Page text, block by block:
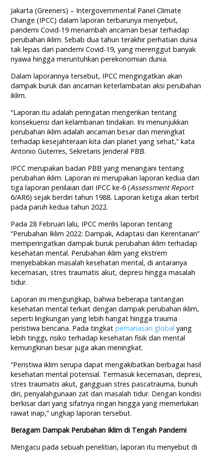
Jakarta (Greeners) – Intergovernmental Panel Climate
Change (IPCC) dalam laporan terbarunya menyebut,
pandemi Covid-19 menambah ancaman besar terhadap
perubahan iklim. Sebab dua tahun terakhir perhatian dunia
tak lepas dari pandemi Covid-19, yang merenggut banyak
nyawa hingga meruntuhkan perekonomian dunia.
Dalam laporannya tersebut, IPCC mengingatkan akan
dampak buruk dan ancaman keterlambatan aksi perubahan
iklim.
“Laporan itu adalah peringatan mengerikan tentang
konsekuensi dari kelambanan tindakan. Ini menunjukkan
perubahan iklim adalah ancaman besar dan meningkat
terhadap kesejahteraan kita dan planet yang sehat,” kata
Antonio Guterres, Sekretaris Jenderal PBB.
IPCC merupakan badan PBB yang menangani tentang
perubahan iklim. Laporan ini merupakan laporan kedua dari
tiga laporan penilaian dari IPCC ke-6 (Assessment Report
6/AR6) sejak berdiri tahun 1988. Laporan ketiga akan terbit
pada paruh kedua tahun 2022.
Pada 28 Februari lalu, IPCC merilis laporan tentang
“Perubahan Iklim 2022: Dampak, Adaptasi dan Kerentanan”
memperingatkan dampak buruk perubahan iklim terhadap
kesehatan mental. Perubahan iklim yang ekstrem
menyebabkan masalah kesehatan mental, di antaranya
kecemasan, stres traumatis akut, depresi hingga masalah
tidur.
Laporan ini mengungkap, bahwa beberapa tantangan
kesehatan mental terkait dengan dampak perubahan iklim,
seperti lingkungan yang lebih hangat hingga trauma
peristiwa bencana. Pada tingkatpemanasan global yang
lebih tinggi, risiko terhadap kesehatan fisik dan mental
kemungkinan besar juga akan meningkat.
“Peristiwa iklim serupa dapat mengakibatkan berbagai hasil
kesehatan mental potensial. Termasuk kecemasan, depresi,
stres traumatis akut, gangguan stres pascatrauma, bunuh
diri, penyalahgunaan zat dan masalah tidur. Dengan kondisi
berkisar dari yang sifatnya ringan hingga yang memerlukan
rawat inap,” ungkap laporan tersebut.
Beragam Dampak Perubahan Iklim di Tengah Pandemi
Mengacu pada sebuah penelitian, laporan itu menyebut di